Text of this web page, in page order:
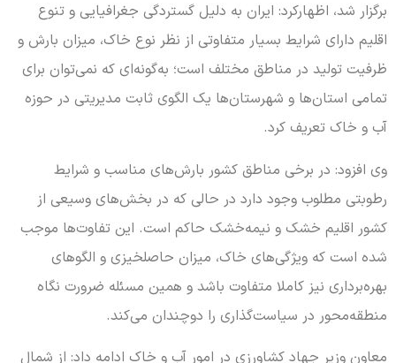
برگزار شد، اظهارکرد: ایران به دلیل گستردگی جغرافیایی و تنوع
اقلیم دارای شرایط بسیار متفاوتی از نظر نوع خاک، میزان بارش و
ظرفیت تولید در مناطق مختلف است؛ به‌گونه‌ای که نمی‌توان برای
تمامی استان‌ها و شهرستان‌ها یک الگوی ثابت مدیریتی در حوزه
آب و خاک تعریف کرد.
وی افزود: در برخی مناطق کشور بارش‌های مناسب و شرایط
رطوبتی مطلوب وجود دارد در حالی که در بخش‌های وسیعی از
کشور اقلیم خشک و نیمه‌خشک حاکم است. این تفاوت‌ها موجب
شده است که ویژگی‌های خاک، میزان حاصلخیزی و الگوهای
بهره‌برداری نیز کاملا متفاوت باشد و همین مسئله ضرورت نگاه
منطقه‌محور در سیاست‌گذاری را دوچندان می‌کند.
معاون وزیر جهاد کشاورزی در امور آب و خاک ادامه داد: از شمال